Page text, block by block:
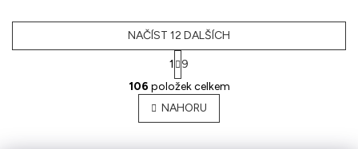
O
v
l
á
NAČÍST 12 DALŠÍCH
1
9
106 položek celkem
NAHORU